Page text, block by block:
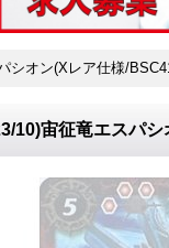
シオン(Xレア仕様/
10)宙征竜エスパ